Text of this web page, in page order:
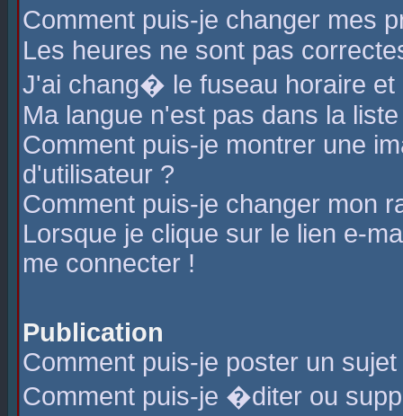
Comment puis-je changer mes
Les heures ne sont pas
J'ai chang� le fuseau horaire
Ma langue n'est pas dans la
Comment puis-je montrer une
d'utilisateur ?
Comment puis-je changer mon
Lorsque je clique sur le lien e-
me connecter !
Publication
Comment puis-je poster un
Comment puis-je �diter ou